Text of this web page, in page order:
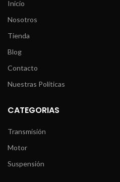
Inicio
Nosotros
Tienda
Blog
Contacto
Nuestras Políticas
CATEGORIAS
Transmisión
Motor
Suspensión